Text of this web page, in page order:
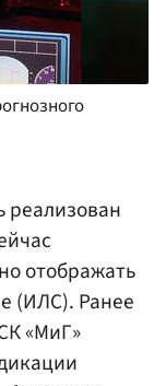
реализован
отображать
(ИЛС). Ранее
«МиГ»